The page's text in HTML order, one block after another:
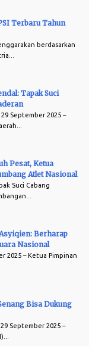
Terbaru Tahun
berdasarkan
Tapak Suci
September 2025 –
Pesat, Ketua
Atlet Nasional
Suci Cabang
Berharap
Nasional
2025 – Ketua Pimpinan
Bisa Dukung
September 2025 –